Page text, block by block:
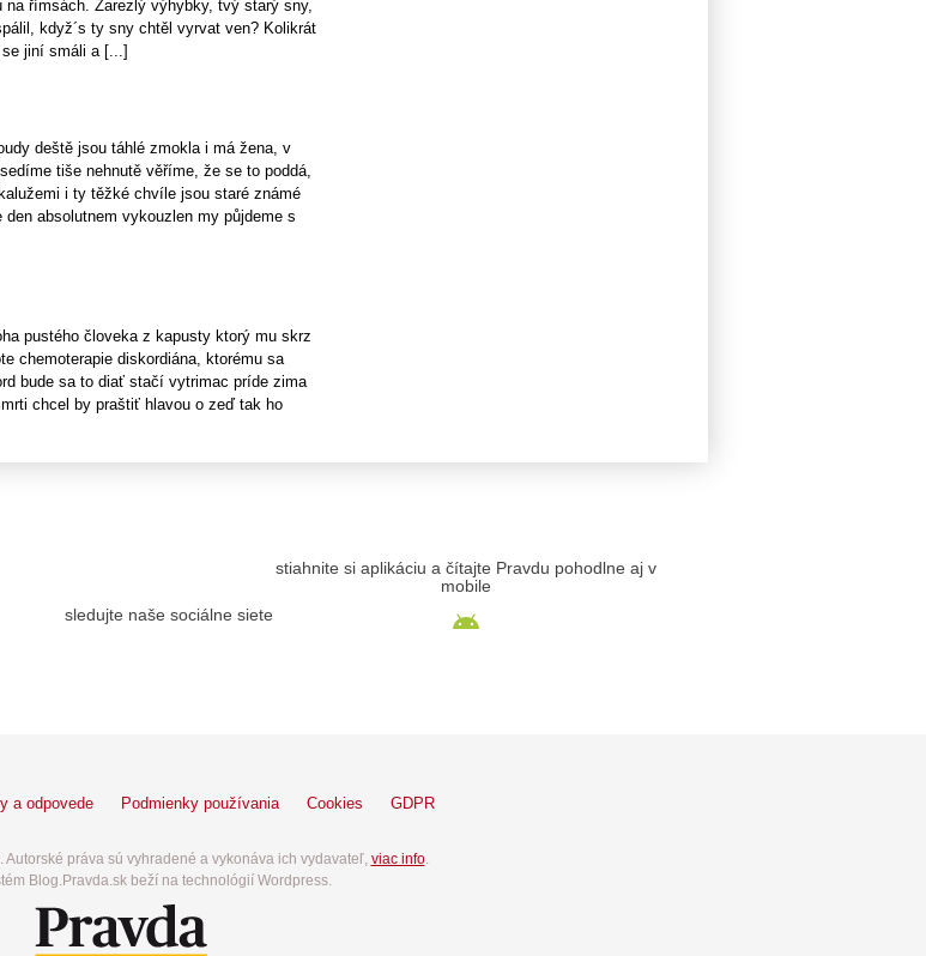
římsách. Zarezlý výhybky, tvý starý sny,
když´s ty sny chtěl vyrvat ven? Kolikrát
jiní smáli a [...]
deště jsou táhlé zmokla i má žena, v
tiše nehnutě věříme, že se to poddá,
i ty těžké chvíle jsou staré známé
absolutnem vykouzlen my půjdeme s
pustého človeka z kapusty ktorý mu skrz
chemoterapie diskordiána, ktorému sa
bude sa to diať stačí vytrimac príde zima
chcel by praštiť hlavou o zeď tak ho
sledujte naše sociálne siete
stiahnite si aplikáciu a čítajte Pravdu pohodlne aj v
mobile
a odpovede Podmienky používania Cookies GDPR
Autorské práva sú vyhradené a vykonáva ich vydavateľ, viac info.
Blog.Pravda.sk beží na technológií Wordpress.